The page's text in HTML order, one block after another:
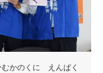
かのくに えんぱく